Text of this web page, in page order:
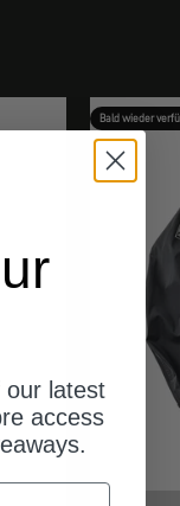
Bald wieder
our latest
access